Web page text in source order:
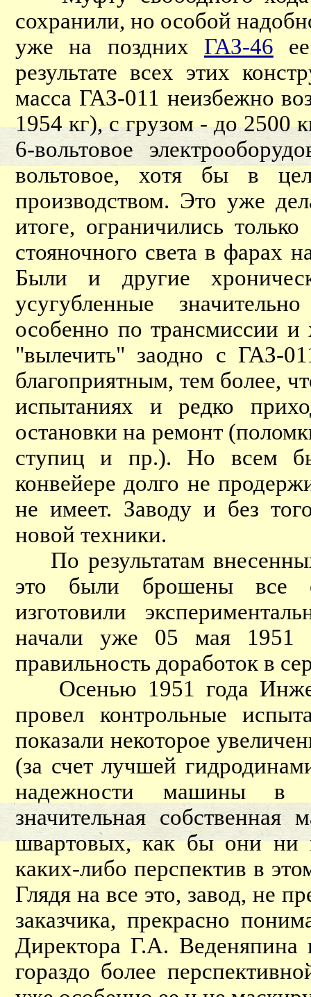
сохранили, но особой
уже на поздних ГАЗ-46
результате всех этих
масса ГАЗ-011 неизбежно
1954 кг), с грузом - до 2500
6-вольтовое
вольтовое, хотя бы в
производством. Это уже
итоге, ограничились
стояночного света в фарах
Были и другие
усугубленные
особенно по трансмиссии
"вылечить" заодно с ГАЗ-
благоприятным, тем более,
испытаниях и редко
остановки на ремонт
ступиц и пр.). Но всем
конвейере долго не
не имеет. Заводу и без
новой техники.
По результатам
это были брошены все
изготовили
начали уже 05 мая 1951
правильность доработок в
Осенью 1951 года
провел контрольные
показали некоторое
(за счет лучшей
надежности машины в
значительная
швартовых, как бы они ни
каких-либо перспектив в
Глядя на все это, завод, не
заказчика, прекрасно
Директора Г.А. Веденяпина
гораздо более